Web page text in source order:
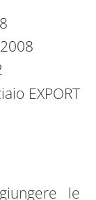
EXPORT
le